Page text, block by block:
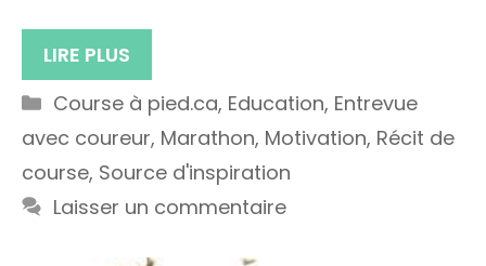
LIRE PLUS
Catégories
Course à pied.ca, Education, Entrevue
avec coureur, Marathon, Motivation, Récit de
course, Source d'inspiration
Laisser un commentaire